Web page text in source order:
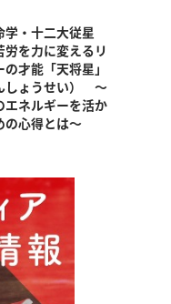
学・十二大従星
を力に変えるリ
の才能「天将星」
しょうせい） ～
エネルギーを活か
の心得とは～